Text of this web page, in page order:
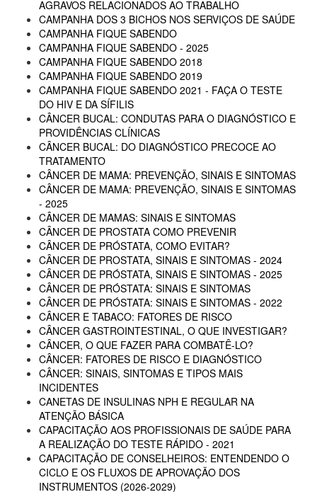
AGRAVOS RELACIONADOS AO TRABALHO
CAMPANHA DOS 3 BICHOS NOS SERVIÇOS DE SAÚDE
CAMPANHA FIQUE SABENDO
CAMPANHA FIQUE SABENDO - 2025
CAMPANHA FIQUE SABENDO 2018
CAMPANHA FIQUE SABENDO 2019
CAMPANHA FIQUE SABENDO 2021 - FAÇA O TESTE
DO HIV E DA SÍFILIS
CÂNCER BUCAL: CONDUTAS PARA O DIAGNÓSTICO E
PROVIDÊNCIAS CLÍNICAS
CÂNCER BUCAL: DO DIAGNÓSTICO PRECOCE AO
TRATAMENTO
CÂNCER DE MAMA: PREVENÇÃO, SINAIS E SINTOMAS
CÂNCER DE MAMA: PREVENÇÃO, SINAIS E SINTOMAS
- 2025
CÂNCER DE MAMAS: SINAIS E SINTOMAS
CÂNCER DE PROSTATA COMO PREVENIR
CÂNCER DE PRÓSTATA, COMO EVITAR?
CÂNCER DE PROSTATA, SINAIS E SINTOMAS - 2024
CÂNCER DE PRÓSTATA, SINAIS E SINTOMAS - 2025
CÂNCER DE PRÓSTATA: SINAIS E SINTOMAS
CÂNCER DE PRÓSTATA: SINAIS E SINTOMAS - 2022
CÂNCER E TABACO: FATORES DE RISCO
CÂNCER GASTROINTESTINAL, O QUE INVESTIGAR?
CÂNCER, O QUE FAZER PARA COMBATÊ-LO?
CÂNCER: FATORES DE RISCO E DIAGNÓSTICO
CÂNCER: SINAIS, SINTOMAS E TIPOS MAIS
INCIDENTES
CANETAS DE INSULINAS NPH E REGULAR NA
ATENÇÃO BÁSICA
CAPACITAÇÃO AOS PROFISSIONAIS DE SAÚDE PARA
A REALIZAÇÃO DO TESTE RÁPIDO - 2021
CAPACITAÇÃO DE CONSELHEIROS: ENTENDENDO O
CICLO E OS FLUXOS DE APROVAÇÃO DOS
INSTRUMENTOS (2026-2029)